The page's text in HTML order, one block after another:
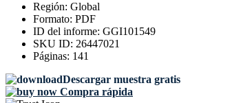
Región: Global
Formato: PDF
ID del informe: GGI101549
SKU ID: 26447021
Páginas: 141
Descargar muestra gratis
Compra rápida